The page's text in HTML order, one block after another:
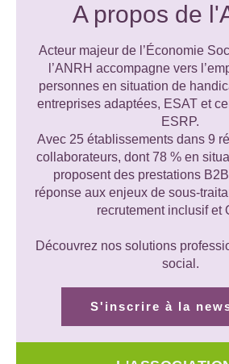
A propos de
Acteur majeur de l’Économie
l’ANRH accompagne vers
personnes en situation de
entreprises adaptées, ESAT et
ESRP.
Avec 25 établissements dans 9
collaborateurs, dont 78 % en
proposent des prestations
réponse aux enjeux de sous-
recrutement inclusif et
Découvrez nos solutions
social.
S'inscrire à la